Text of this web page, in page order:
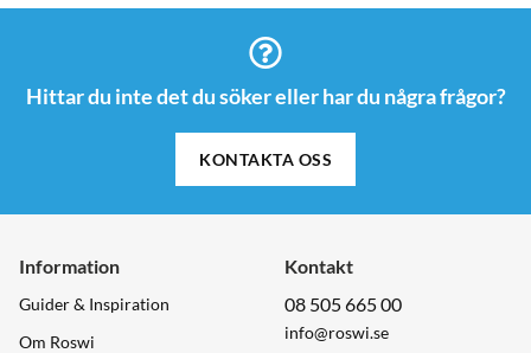
Hittar du inte det du söker eller har du några frågor?
KONTAKTA OSS
Information
Guider & Inspiration
Om Roswi
Kontakt
08 505 665 00
info@roswi.se